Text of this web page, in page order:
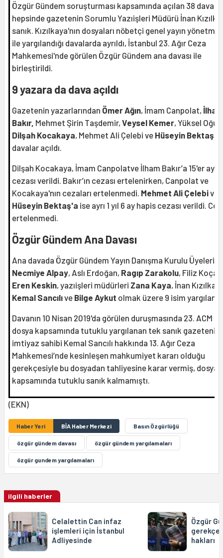
Özgür Gündem soruşturması kapsamında açılan 38
hepsinde gazetenin Sorumlu Yazıişleri Müdürü İnan
sanık. Kızılkaya'nın dosyaları nöbetçi genel yayın
ile yargılandığı davalarda ayrıldı, İstanbul 23. Ağır Ceza
Mahkemesi'nde görülen Özgür Gündem ana davası ile
birleştirildi.
9 yazara da dava açıldı
Gazetenin yazarlarından Ömer Ağın, İmam Canpolat, İlham
Bakır, Mehmet Şirin Taşdemir, Veysel Kemer, Yüksel
Dilşah Kocakaya, Mehmet Ali Çelebi ve Hüseyin Bektaş'
davalar açıldı.
Dilşah Kocakaya, İmam Canpolatve İlham Bakır’a 15'er ay
cezası verildi. Bakır’ın cezası ertelenirken, Canpolat ve
Kocakaya'nın cezaları ertelenmedi. Mehmet Ali Çelebive
Hüseyin Bektaş'a ise ayrı 1 yıl 6 ay hapis cezası verildi.
ertelenmedi.
Özgür Gündem Ana Davası
Ana davada Özgür Gündem Yayın Danışma Kurulu Üyeleri
Necmiye Alpay, Aslı Erdoğan, Ragıp Zarakolu, Filiz Koçali,
Eren Keskin, yazıişleri müdürleri Zana Kaya, İnan
Kemal Sancılıve Bilge Aykut olmak üzere 9 isim
Davanın 10 Nisan 2019'da görülen duruşmasında 23. ACM
dosya kapsamında tutuklu yargılanan tek sanık gazetenin
imtiyaz sahibi Kemal Sancılı hakkında 13. Ağır Ceza
Mahkemesi’nde kesinleşen mahkumiyet kararı olduğu
gerekçesiyle bu dosyadan tahliyesine karar vermiş, dosya
kapsamında tutuklu sanık kalmamıştı.
(EKN)
Haber Yeri BİA Haber Merkezi Basın Özgürlüğü
özgür gündem davası özgür gündem yargılamaları
özgür gundem yargılamaları
ilgili haberler
Celalettin Can infaz
işlemleri için İstanbul
Adliyesinde
Özgür
hakları